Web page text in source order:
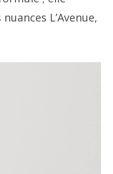
L’Avenue,